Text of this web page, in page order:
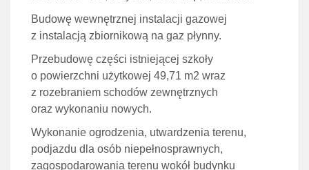
Budowę wewnętrznej instalacji gazowej
z instalacją zbiornikową na gaz płynny.
Przebudowę części istniejącej szkoły
o powierzchni użytkowej 49,71 m2 wraz
z rozebraniem schodów zewnętrznych
oraz wykonaniu nowych.
Wykonanie ogrodzenia, utwardzenia terenu,
podjazdu dla osób niepełnosprawnych,
zagospodarowania terenu wokół budynku